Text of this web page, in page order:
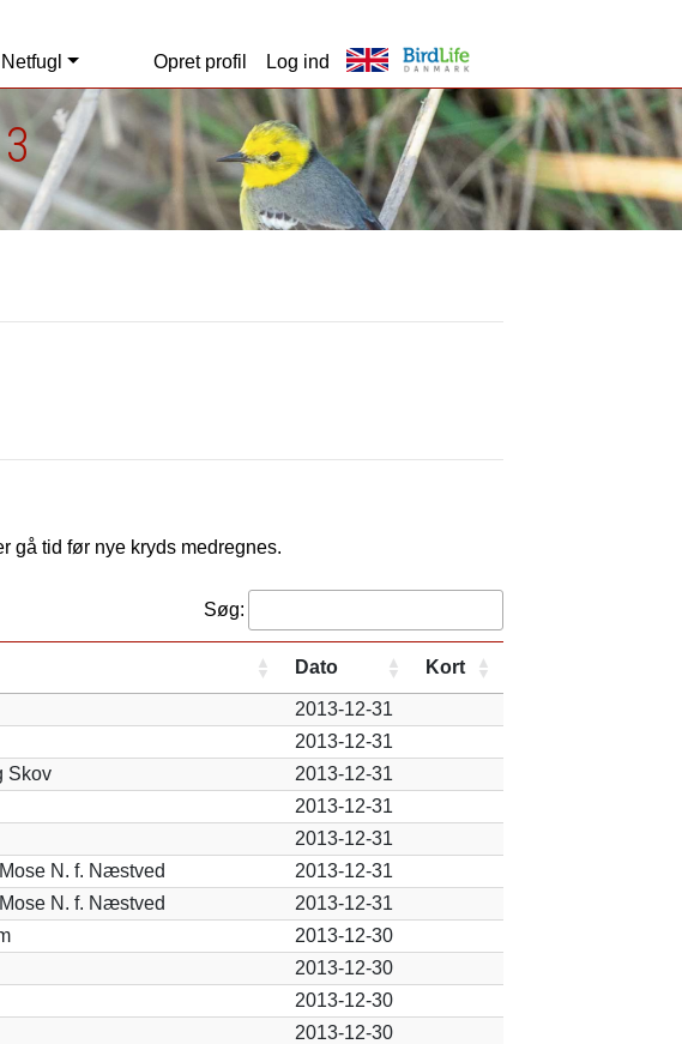
Opret profil Log ind
gå tid før nye kryds medregnes.
Søg:
Dato Kort
2013-12-31
2013-12-31
Skov
2013-12-31
2013-12-31
2013-12-31
N. f. Næstved
2013-12-31
N. f. Næstved
2013-12-31
2013-12-30
2013-12-30
2013-12-30
2013-12-30